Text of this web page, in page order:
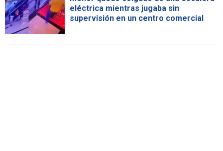
eléctrica mientras jugaba sin
supervisión en un centro comercial